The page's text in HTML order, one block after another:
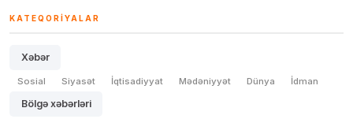
KATEQORIYALAR
Xəbər
Sosial Siyasət İqtisadiyyat Mədəniyyət Dünya İdman
Bölgə xəbərləri